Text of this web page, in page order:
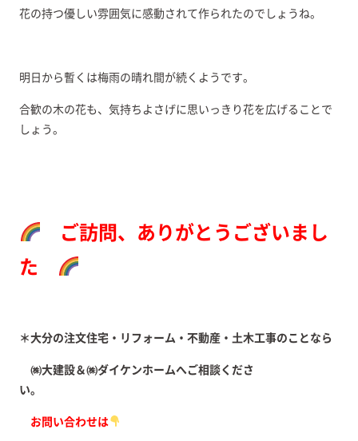
花の持つ優しい雰囲気に感動されて作られたのでしょうね。
明日から暫くは梅雨の晴れ間が続くようです。
合歓の木の花も、気持ちよさげに思いっきり花を広げることで
しょう。
ご訪問、ありがとうございまし
た
＊大分の注文住宅・リフォーム・不動産・土木工事のことなら
㈱大建設＆㈱ダイケンホームへご相談くださ
い。
お問い合わせは